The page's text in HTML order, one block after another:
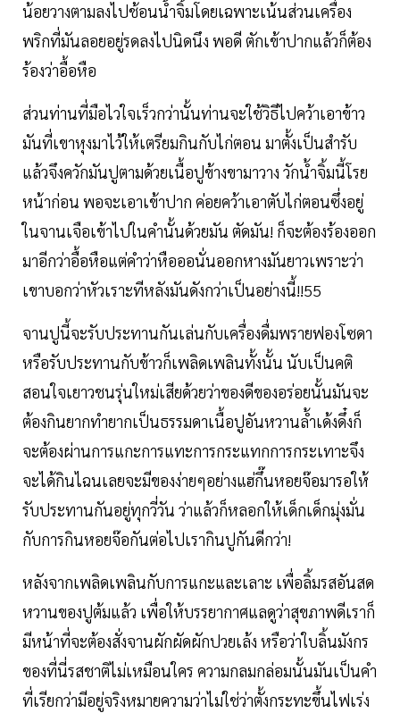
น้อยวางตามลงไปช้อนน้ำจิ้มโดยเฉพาะเน้นส่วนเครื่อง
พริกที่มันลอยอยู่รดลงไปนิดนึง พอดี ตักเข้าปากแล้วก็ต้อง
ร้องว่าอื้อหือ
ส่วนท่านที่มือไวใจเร็วกว่านั้นท่านจะใช้วิธีไปคว้าเอาข้าว
มันที่เขาหุงมาไว้ให้เตรียมกินกับไก่ตอน มาตั้งเป็นสำรับ
แล้วจึงควักมันปูตามด้วยเนื้อปูข้างขามาวาง วักน้ำจิ้มนี้โรย
หน้าก่อน พอจะเอาเข้าปาก ค่อยคว้าเอาตับไก่ตอนซึ่งอยู่
ในจานเจือเข้าไปในคำนั้นด้วยมัน ตัดมัน! ก็จะต้องร้องออก
มาอีกว่าอื้อหือแต่คำว่าหือออนั่นออกหางมันยาวเพราะว่า
เขาบอกว่าหัวเราะทีหลังมันดังกว่าเป็นอย่างนี้!!55
จานปูนี้จะรับประทานกันเล่นกับเครื่องดื่มพรายฟองโซดา
หรือรับประทานกับข้าวก็เพลิดเพลินทั้งนั้น นับเป็นคติ
สอนใจเยาวชนรุ่นใหม่เสียด้วยว่าของดีของอร่อยนั้นมันจะ
ต้องกินยากทำยากเป็นธรรมดาเนื้อปูอันหวานล้ำเด้งดึ๋งก็
จะต้องผ่านการแกะการแทะการกระแทกการกระเทาะจึง
จะได้กินไฉนเลยจะมีของง่ายๆอย่างแฮ่กึ๊นหอยจ๊อมารอให้
รับประทานกันอยู่ทุกวี่วัน ว่าแล้วก็หลอกให้เด็กเด็กมุ่งมั่น
กับการกินหอยจ๊อกันต่อไปเรากินปูกันดีกว่า!
หลังจากเพลิดเพลินกับการแกะและเลาะ เพื่อลิ้มรสอันสด
หวานของปูต้มแล้ว เพื่อให้บรรยากาศแลดูว่าสุขภาพดีเราก็
มีหน้าที่จะต้องสั่งจานผักผัดผักปวยเล้ง หรือว่าใบลิ้นมังกร
ของที่นี่รสชาติไม่เหมือนใคร ความกลมกล่อมนั้นมันเป็นคำ
ที่เรียกว่ามีอยู่จริงหมายความว่าไม่ใช่ว่าตั้งกระทะขึ้นไฟเร่ง